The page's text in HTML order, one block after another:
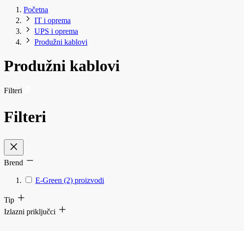
Početna
IT i oprema
UPS i oprema
Produžni kablovi
Produžni kablovi
Filteri
Filteri
Brend
E-Green (2) proizvodi
Tip
Izlazni priključci